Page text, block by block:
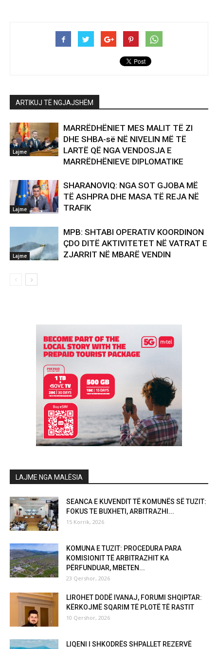
ARTIKUJ TË NGJAJSHËM
Lajme
MARRËDHËNIET MES MALIT TË ZI
DHE SHBA-së NË NIVELIN MË TË
LARTË QË NGA VENDOSJA E
MARRËDHËNIEVE DIPLOMATIKE
Lajme
SHARANOVIQ: NGA SOT GJOBA MË
TË ASHPRA DHE MASA TË REJA NË
TRAFIK
Lajme
MPB: SHTABI OPERATIV KOORDINON
ÇDO DITË AKTIVITETET NË VATRAT E
ZJARRIT NË MBARË VENDIN
LAJME NGA MALËSIA
SEANCA E KUVENDIT TË KOMUNËS SË TUZIT:
FOKUS TE BUXHETI, ARBITRAZHI...
15 Korrik, 2026
KOMUNA E TUZIT: PROCEDURA PARA
KOMISIONIT TË ARBITRAZHIT KA
PËRFUNDUAR, MBETEN...
23 Qershor, 2026
LIROHET DODË IVANAJ, FORUMI SHQIPTAR:
KËRKOJMË SQARIM TË PLOTË TË RASTIT
10 Qershor, 2026
LIQENI I SHKODRËS SHPALLET REZERVË